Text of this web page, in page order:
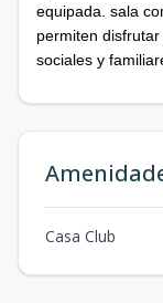
equipada. sala
permiten
sociales y
Casa Club